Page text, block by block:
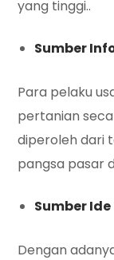
yang tinggi..
Sumber
Para pelaku
pertanian
diperoleh dari
pangsa pasar
Sumber Ide
Dengan